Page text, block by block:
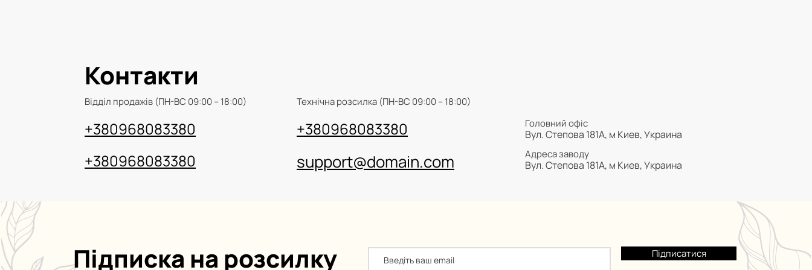
Контакти
Відділ продажів (ПН-ВС 09:00 – 18:00)
+380968083380
Технічна розсилка (ПН-ВС 09:00 – 18:00)
+380968083380 Головний офіс
Вул. Степова 181А, м Киев, Украина
+380968083380 support@domain.com Адреса заводу
Вул. Степова 181А, м Киев, Украина
Підписатися
Підписка на розсилку